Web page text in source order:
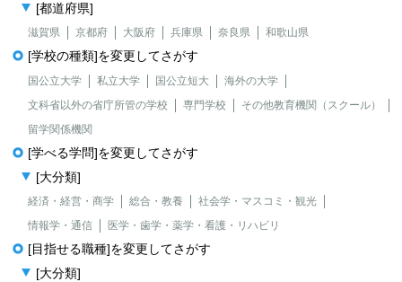
[都道府県]
滋賀県 京都府 大阪府 兵庫県 奈良県 和歌山県
[学校の種類]を変更してさがす
国公立大学 私立大学 国公立短大
海外の大学
文科省以外の省庁所管の学校
専門学校
その他教育機関（スクール）
留学関係機関
[学べる学問]を変更してさがす
[大分類]
経済・経営・商学 総合・教養
社会学・マスコミ・観光
情報学・通信
医学・歯学・薬学・看護・リハビリ
[目指せる職種]を変更してさがす
[大分類]